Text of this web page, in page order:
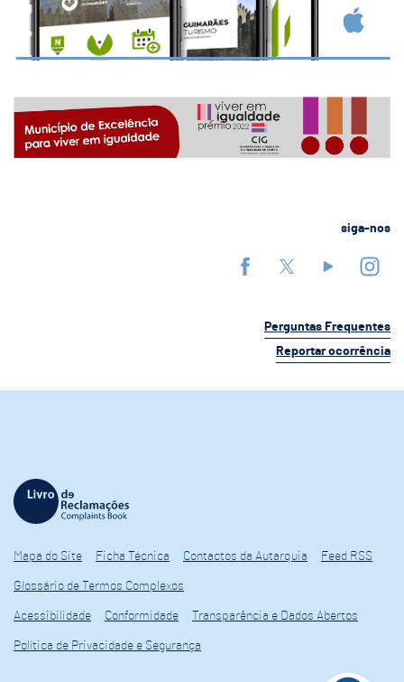
siga-nos
Perguntas Frequentes
Reportar ocorrência
Mapa do Site Ficha Técnica Contactos da Autarquia Feed RSS
Glossário de Termos Complexos
Acessibilidade Conformidade Transparência e Dados Abertos
Política de Privacidade e Segurança